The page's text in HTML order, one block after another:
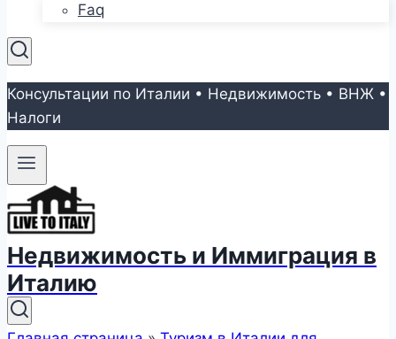
Faq
Консультации по Италии • Недвижимость • ВНЖ •
Налоги
Недвижимость и Иммиграция в
Италию